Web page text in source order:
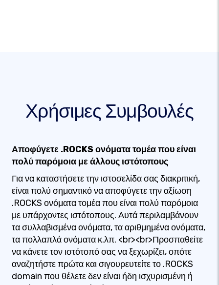
Χρήσιμες Συμβουλές
Αποφύγετε .ROCKS ονόματα τομέα που είναι
πολύ παρόμοια με άλλους ιστότοπους
Για να καταστήσετε την ιστοσελίδα σας διακριτική,
είναι πολύ σημαντικό να αποφύγετε την αξίωση
.ROCKS ονόματα τομέα που είναι πολύ παρόμοια
με υπάρχοντες ιστότοπους. Αυτά περιλαμβάνουν
τα συλλαβισμένα ονόματα, τα αριθμημένα ονόματα,
τα πολλαπλά ονόματα κ.λπ. <br><br>Προσπαθείτε
να κάνετε τον ιστότοπό σας να ξεχωρίζει, οπότε
αναζητήστε πρώτα και σιγουρευτείτε το .ROCKS
domain που θέλετε δεν είναι ήδη ισχυρισμένη ή